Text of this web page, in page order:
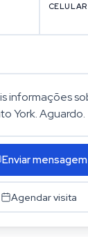
CELULAR
Enviar mensagem
Agendar visita